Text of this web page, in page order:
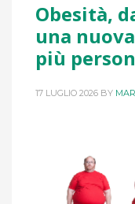
Obesità,
una
più
17 LUGLIO 2026 BY